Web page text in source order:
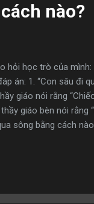
nào?
hỏi học trò của
án: 1. “Con sâu đi
giáo nói rằng
giáo bèn nói
sông bằng cách
rất dài. Có lẽ mỗi